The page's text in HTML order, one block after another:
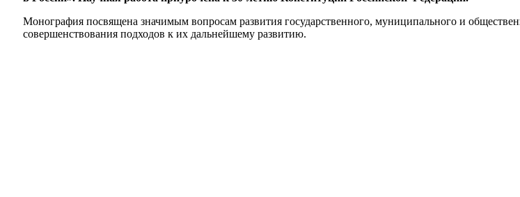
Монография посвящена значимым вопросам развития государственного, муниципального и
совершенствования подходов к их дальнейшему развитию.